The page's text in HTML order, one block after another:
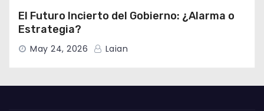
El Futuro Incierto del Gobierno: ¿Alarma o
Estrategia?
May 24, 2026 Laian